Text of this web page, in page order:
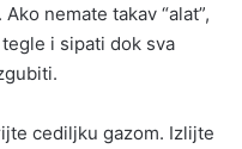
nemate takav “alat”,
i sipati dok sva
cediljku gazom. Izlijte